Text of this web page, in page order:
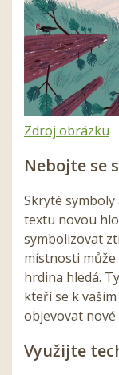
Zdroj obrázku
Nebojte se
Skryté
textu novou
symbolizovat
místnosti
hrdina hledá.
kteří se k
objevovat nové
Využijte